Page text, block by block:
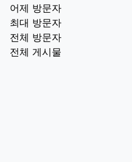
어제 방문자
최대 방문자
전체 방문자
전체 게시물